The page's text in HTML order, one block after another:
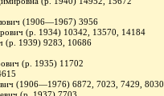
(1906—1967) 3956
(р. 1934) 10342, 13570, 14184
(р. 1939) 9283, 10686
(р. 1935) 11702
(1906—1976) 6872, 7023, 7429, 8030